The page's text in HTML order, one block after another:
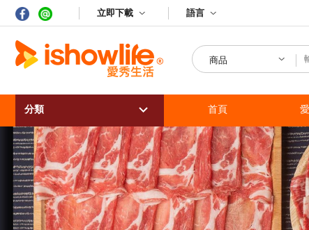
立即下載 語言
商品
分類 首頁